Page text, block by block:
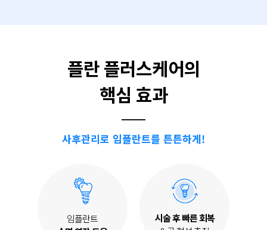
플란 플러스케어의
핵심 효과
사후관리로 임플란트를 튼튼하게!
임플란트
시술 후 빠른 회복